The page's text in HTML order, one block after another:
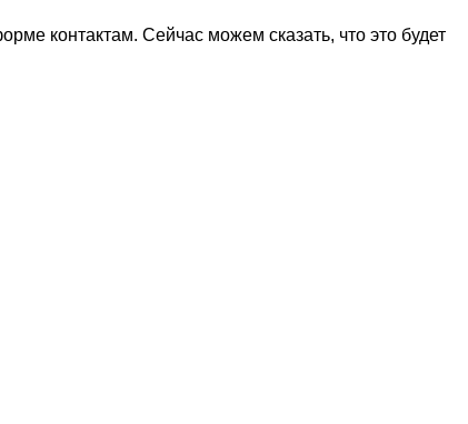
контактам. Сейчас можем сказать, что это будет